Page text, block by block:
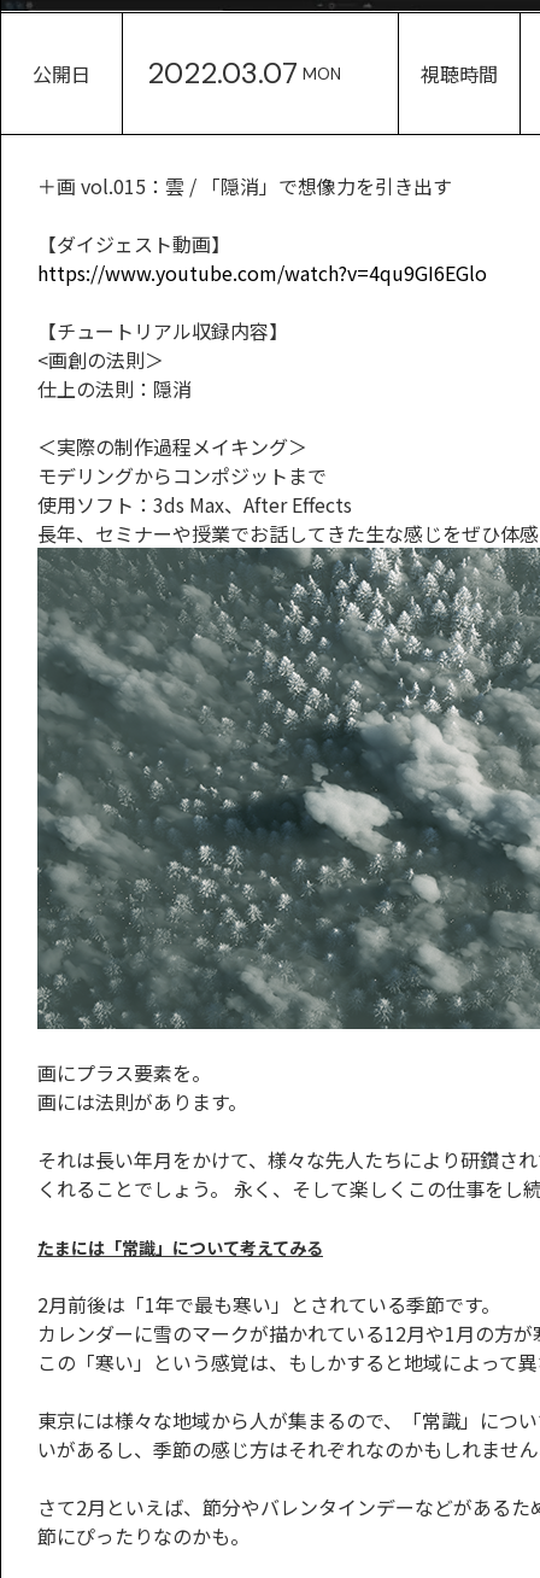
公開日 2022.03.07 MON 視聴時間
＋画 vol.015：雲 / 「隠消」で想像力を引き出す
【ダイジェスト動画】
https://www.youtube.com/watch?v=4qu9GI6EGlo
【チュートリアル収録内容】
<画創の法則＞
仕上の法則：隠消
＜実際の制作過程メイキング＞
モデリングからコンポジットまで
使用ソフト：3ds Max、After Effects
長年、セミナーや授業でお話してきた生な感じをぜひ体
画にプラス要素を。
画には法則があります。
それは長い年月をかけて、様々な先人たちにより研鑽さ
くれることでしょう。 永く、そして楽しくこの仕事をし
たまには「常識」について考えてみる
2月前後は「1年で最も寒い」とされている季節です。
カレンダーに雪のマークが描かれている12月や1月の方
この「寒い」という感覚は、もしかすると地域によって
東京には様々な地域から人が集まるので、「常識」につ
いがあるし、季節の感じ方はそれぞれなのかもしれませ
さて2月といえば、節分やバレンタインデーなどがある
節にぴったりなのかも。